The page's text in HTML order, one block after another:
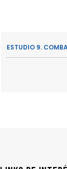
ESTUDIO 9.